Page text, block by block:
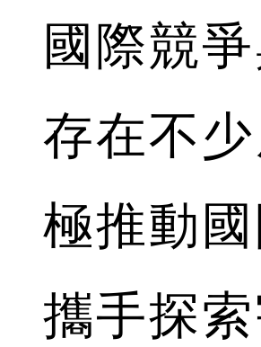
國際競
存在不
極推動
攜手探